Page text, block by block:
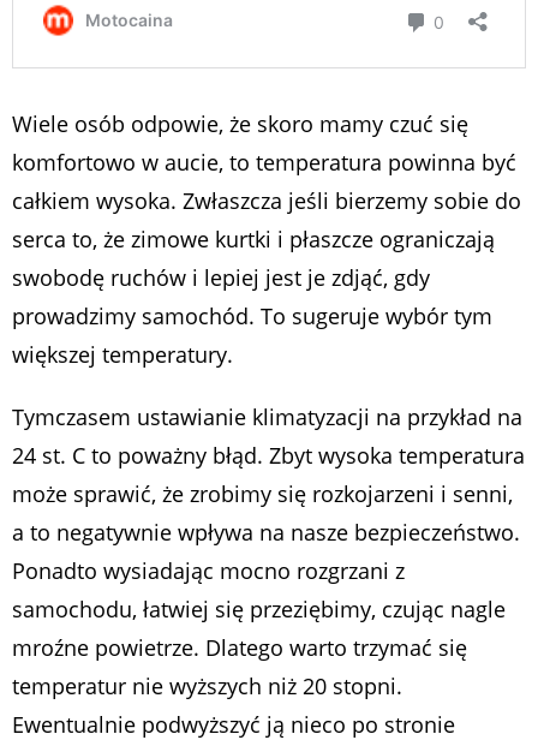
Wiele osób odpowie, że skoro mamy czuć się
komfortowo w aucie, to temperatura powinna być
całkiem wysoka. Zwłaszcza jeśli bierzemy sobie do
serca to, że zimowe kurtki i płaszcze ograniczają
swobodę ruchów i lepiej jest je zdjąć, gdy
prowadzimy samochód. To sugeruje wybór tym
większej temperatury.
Tymczasem ustawianie klimatyzacji na przykład na
24 st. C to poważny błąd. Zbyt wysoka temperatura
może sprawić, że zrobimy się rozkojarzeni i senni,
a to negatywnie wpływa na nasze bezpieczeństwo.
Ponadto wysiadając mocno rozgrzani z
samochodu, łatwiej się przeziębimy, czując nagle
mroźne powietrze. Dlatego warto trzymać się
temperatur nie wyższych niż 20 stopni.
Ewentualnie podwyższyć ją nieco po stronie